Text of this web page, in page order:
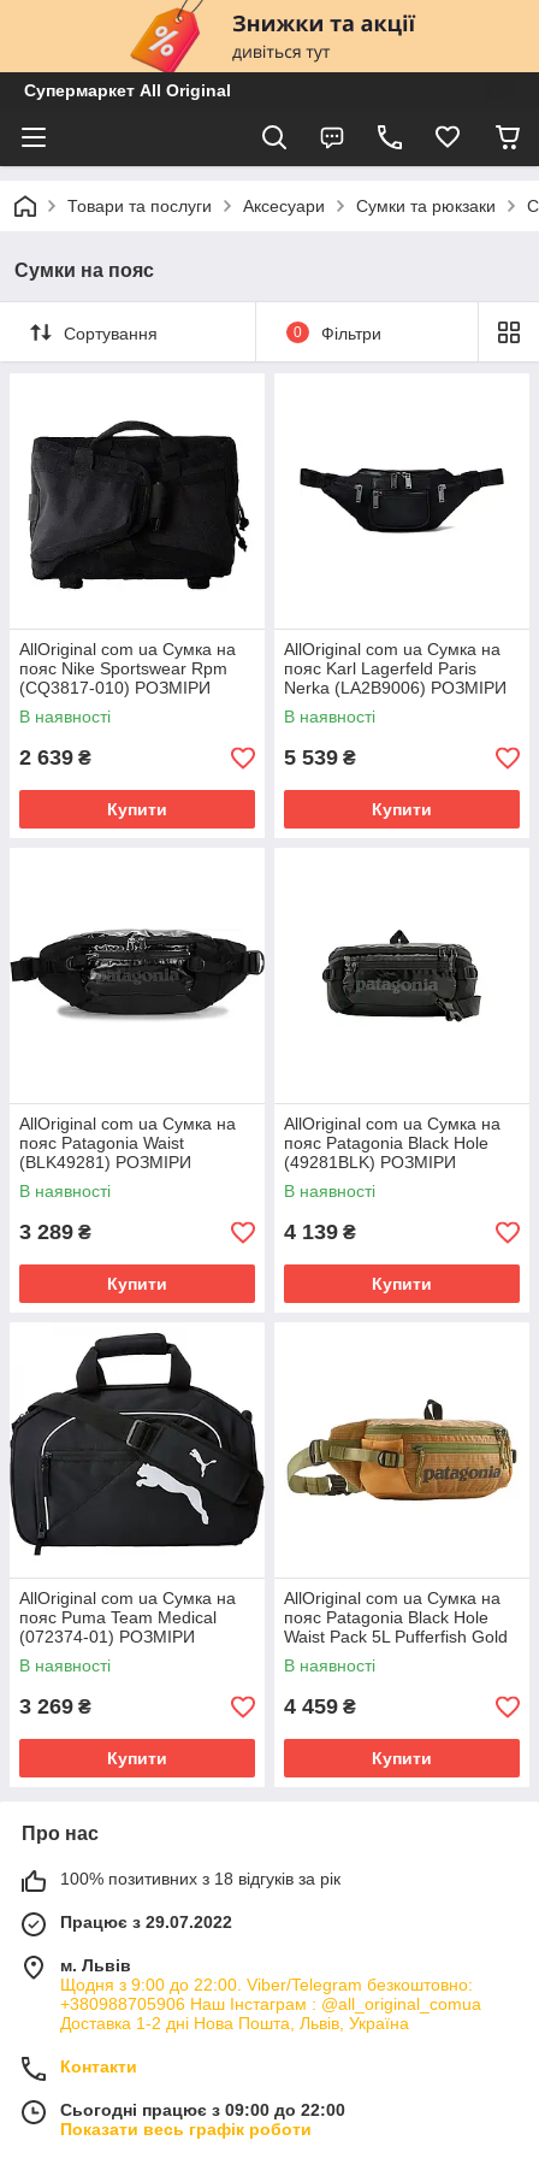
Супермаркет All Original
Товари та послуги Аксесуари Сумки та рюкзаки
Сумки на пояс
Сортування 0 Фільтри
AllOriginal com ua Сумка на
пояс Nike Sportswear Rpm
(CQ3817-010) РОЗМІРИ
ЗАПИТУЙТЕ
В наявності
2 639 ₴
Купити
AllOriginal com ua Сумка на
пояс Karl Lagerfeld Paris
Nerka (LA2B9006) РОЗМІРИ
ЗАПИТУЙТЕ
В наявності
5 539 ₴
Купити
AllOriginal com ua Сумка на
пояс Patagonia Waist
(BLK49281) РОЗМІРИ
ЗАПИТУЙТЕ
В наявності
3 289 ₴
Купити
AllOriginal com ua Сумка на
пояс Patagonia Black Hole
(49281BLK) РОЗМІРИ
ЗАПИТУЙТЕ
В наявності
4 139 ₴
Купити
AllOriginal com ua Сумка на
пояс Puma Team Medical
(072374-01) РОЗМІРИ
ЗАПИТУЙТЕ
В наявності
3 269 ₴
Купити
AllOriginal com ua Сумка на
пояс Patagonia Black Hole
Waist Pack 5L Pufferfish Gold
(49281-PFGD) РОЗМІРІ
В наявності
4 459 ₴
Купити
Про нас
100% позитивних з 18 відгуків за рік
Працює з 29.07.2022
м. Львів
Щодня з 9:00 до 22:00. Viber/Telegram безкоштовно:
+380988705906 Наш Інстаграм : @all_original_comua
Доставка 1-2 дні Нова Пошта, Львів, Україна
Контакти
Сьогодні працює з 09:00 до 22:00
Показати весь графік роботи